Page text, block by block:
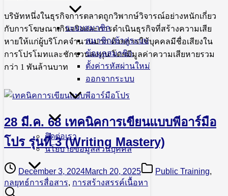
ระบบสมาชิก
สมาชิกเข้าสู่ระบบ
ข้อมูลสมาชิก
ตั้งค่ารหัสผ่านใหม่
ออกจากระบบ
ติดต่อเรา
นโยบายข้อมูลส่วนบุคคล
บริษัทหนึ่งในธุรกิจการตลาดถูกวิพากษ์วิจารณ์อย่างหนักเกี่ยว
กับการโฆษณาเกินจริงและการดำเนินธุรกิจที่สร้างความเสีย
หายให้แก่ผู้บริโภคจำนวนมาก ด้วยการใช้บุคคลมีชื่อเสียงใน
การโปรโมทและชักชวนลงทุน โดยมีมูลค่าความเสียหายรวม
กว่า 1 พันล้านบาท
28 มี.ค. 68 เทคนิคการเขียนแบบพีอาร์มือ
โปร รุ่นที่ 3 (Writing Mastery)
December 3, 2024March 20, 2025 Public Training,
กลยุทธ์การสื่อสาร, การสร้างสรรค์เนื้อหา